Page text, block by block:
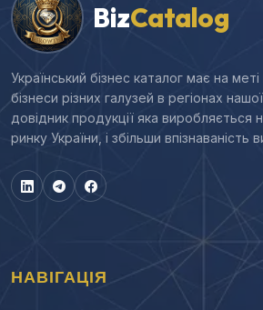
BizCatalog
Український бізнес каталог має на
бізнеси різних галузей в регіонах
довідник продукції яка виробляється
ринку України, і збільши впізнаваність
НАВІГАЦІЯ